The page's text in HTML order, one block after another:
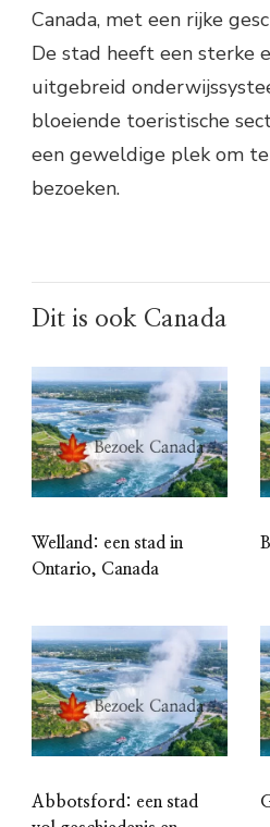
Canada, met een rijke
De stad heeft een sterke
uitgebreid
bloeiende toeristische
een geweldige plek om
bezoeken.
Dit is ook Canada
Welland: een stad in
Ontario, Canada
Abbotsford: een stad